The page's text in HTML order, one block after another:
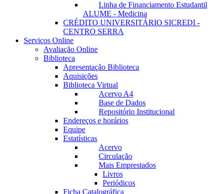
Linha de Financiamento Estudantil
ALUME - Medicina
CRÉDITO UNIVERSITÁRIO SICREDI -
CENTRO SERRA
Serviços Online
Avaliação Online
Biblioteca
Apresentação Biblioteca
Aquisições
Biblioteca Virtual
Acervo A4
Base de Dados
Repositório Institucional
Endereços e horários
Equipe
Estatísticas
Acervo
Circulação
Mais Emprestados
Livros
Periódicos
Ficha Catalográfica